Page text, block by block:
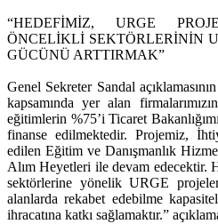
“HEDEFİMİZ, URGE
ÖNCELİKLİ SEKTÖRLERİNİN
GÜCÜNÜ ARTTIRMAK”
Genel Sekreter Sandal
kapsamında yer alan
eğitimlerin %75’i Ticaret
finanse edilmektedir. Projemiz,
edilen Eğitim ve Danışmanlık
Alım Heyetleri ile devam edecektir.
sektörlerine yönelik URGE
alanlarda rekabet edebilme
ihracatına katkı sağlamaktır.”